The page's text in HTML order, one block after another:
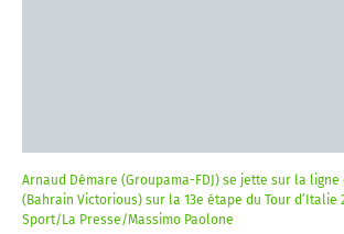
Arnaud Démare (Groupama-FDJ) se jette sur la
(Bahrain Victorious) sur la 13e étape du Tour d’Italie
Sport/La Presse/Massimo Paolone